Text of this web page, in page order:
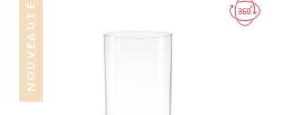
NOUVEAUTÉ